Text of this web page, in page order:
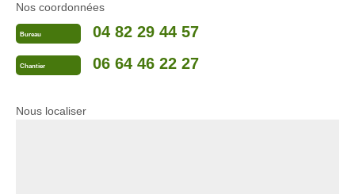
Nos coordonnées
Bureau 04 82 29 44 57
Chantier 06 64 46 22 27
Nous localiser